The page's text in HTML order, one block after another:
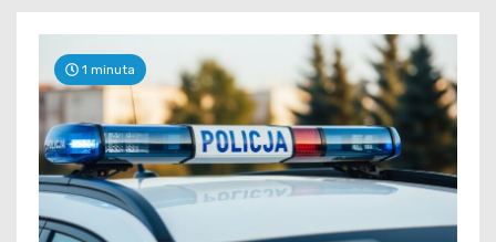
1 minuta